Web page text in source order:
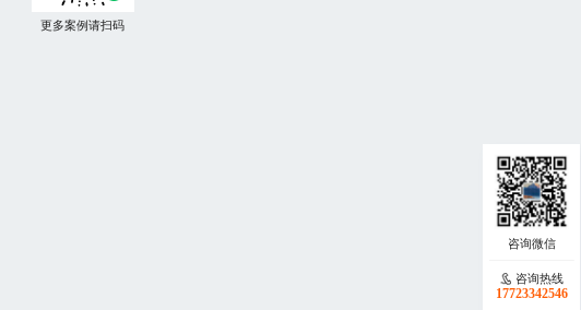
更多案例请扫码
咨询热线
17723342546